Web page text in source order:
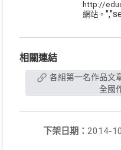
http://
網站。
相關連結
全國
下架日期： 2014-